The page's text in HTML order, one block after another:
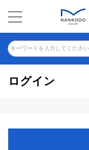
キーワードを入力してください
ログイン